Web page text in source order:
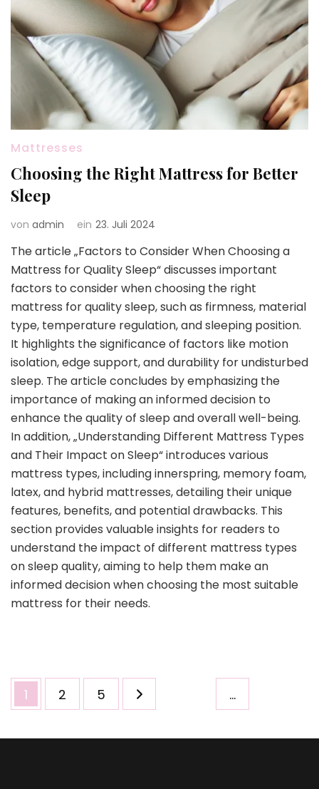
Mattresses
Choosing the Right Mattress for Better
Sleep
von admin ein 23. Juli 2024
The article „Factors to Consider When Choosing a
Mattress for Quality Sleep“ discusses important
factors to consider when choosing the right
mattress for quality sleep, such as firmness, material
type, temperature regulation, and sleeping position.
It highlights the significance of factors like motion
isolation, edge support, and durability for undisturbed
sleep. The article concludes by emphasizing the
importance of making an informed decision to
enhance the quality of sleep and overall well-being.
In addition, „Understanding Different Mattress Types
and Their Impact on Sleep“ introduces various
mattress types, including innerspring, memory foam,
latex, and hybrid mattresses, detailing their unique
features, benefits, and potential drawbacks. This
section provides valuable insights for readers to
understand the impact of different mattress types
on sleep quality, aiming to help them make an
informed decision when choosing the most suitable
mattress for their needs.
Seitennummerierung
der
Seite
1 Seite
2 …
Seite
5